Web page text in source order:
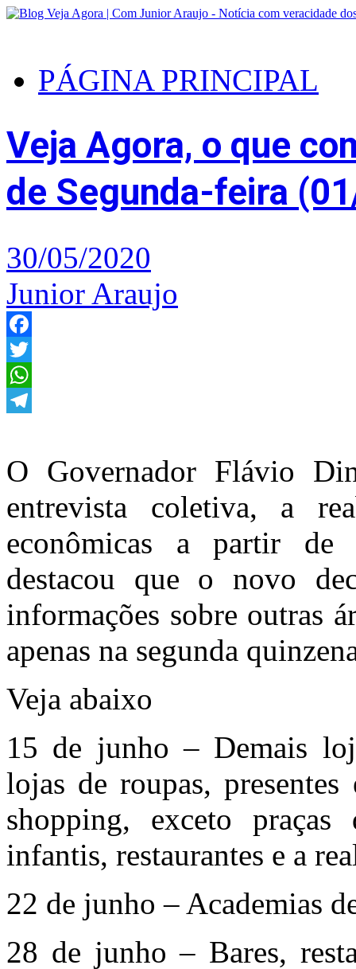
PÁGINA PRINCIPAL
Veja Agora, o que
de Segunda-feira
30/05/2020
Junior Araujo
Facebook
Twitter
WhatsApp
O Governador Flávio
entrevista coletiva, a
econômicas a partir de
destacou que o novo
informações sobre outras
apenas na segunda
Veja abaixo
15 de junho – Demais
lojas de roupas,
shopping, exceto praças
infantis, restaurantes e a
22 de junho – Academias
28 de junho – Bares,